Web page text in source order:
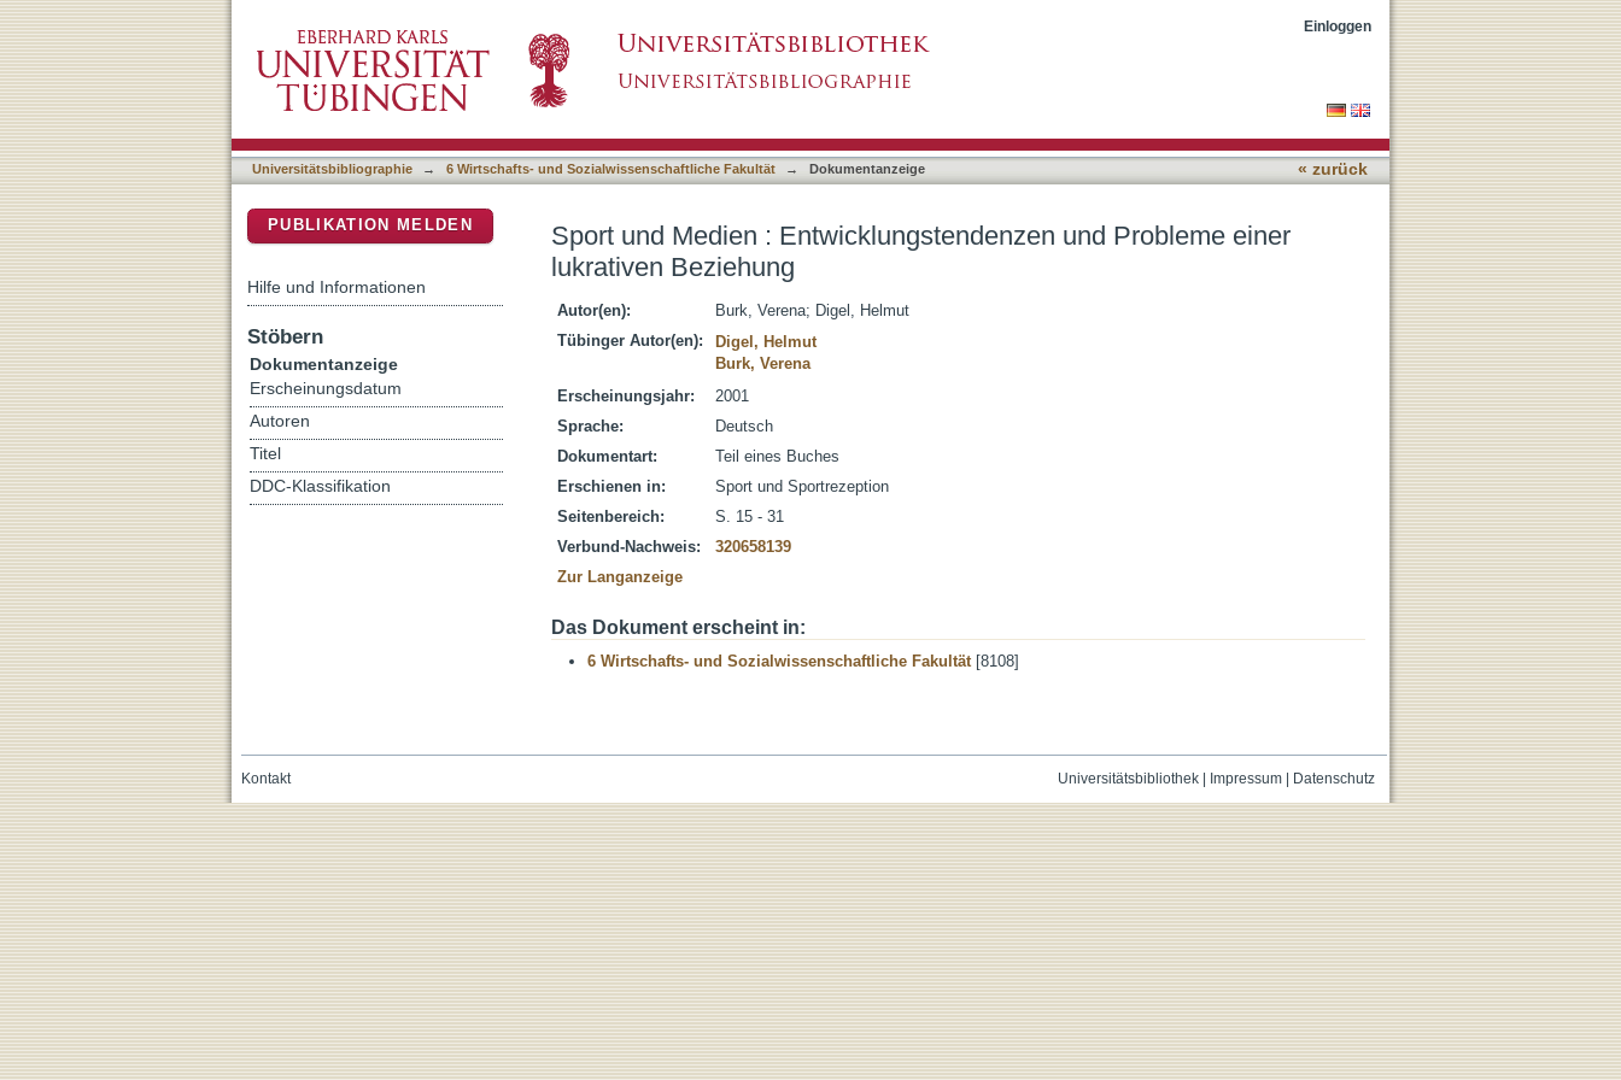
Einloggen
Universitätsbibliographie → 6 Wirtschafts- und Sozialwissenschaftliche Fakultät → Dokumentanzeige « zurück
Sport und Medien : Entwicklungstendenzen und Probleme einer
lukrativen Beziehung
Autor(en): Burk, Verena; Digel, Helmut
Tübinger Autor(en):
Digel, Helmut
Burk, Verena
Erscheinungsjahr:
2001
Sprache:
Deutsch
Dokumentart:
Teil eines Buches
Erschienen in:
Sport und Sportrezeption
Seitenbereich:
S. 15 - 31
Verbund-Nachweis:
320658139
Zur Langanzeige
Das Dokument erscheint in:
6 Wirtschafts- und Sozialwissenschaftliche Fakultät[8108]
PUBLIKATION MELDEN
Hilfe und Informationen
Stöbern
Dokumentanzeige
Erscheinungsdatum
Autoren
Titel
DDC-Klassifikation
Universitätsbibliothek| Impressum| Datenschutz
Kontakt